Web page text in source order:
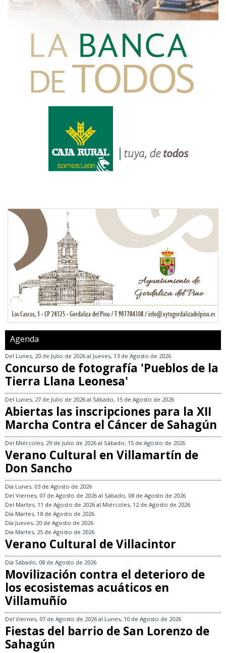
Agenda
Del Lunes, 20 de Julio de 2026 al Jueves, 13 de Agosto de 2026
Concurso de fotografía 'Pueblos de la
Tierra Llana Leonesa'
Del Lunes, 27 de Julio de 2026 al Sábado, 15 de Agosto de 2026
Abiertas las inscripciones para la XII
Marcha Contra el Cáncer de Sahagún
Del Miércoles, 29 de Julio de 2026 al Sábado, 15 de Agosto de 2026
Verano Cultural en Villamartín de
Don Sancho
Día Lunes, 03 de Agosto de 2026
Del Viernes, 07 de Agosto de 2026 al Sábado, 08 de Agosto de 2026
Del Martes, 11 de Agosto de 2026 al Miércoles, 12 de Agosto de 2026
Día Martes, 18 de Agosto de 2026
Día Jueves, 20 de Agosto de 2026
Día Martes, 25 de Agosto de 2026
Verano Cultural de Villacintor
Día Sábado, 08 de Agosto de 2026
Movilización contra el deterioro de
los ecosistemas acuáticos en
Villamuñío
Del Viernes, 07 de Agosto de 2026 al Lunes, 10 de Agosto de 2026
Fiestas del barrio de San Lorenzo de
Sahagún